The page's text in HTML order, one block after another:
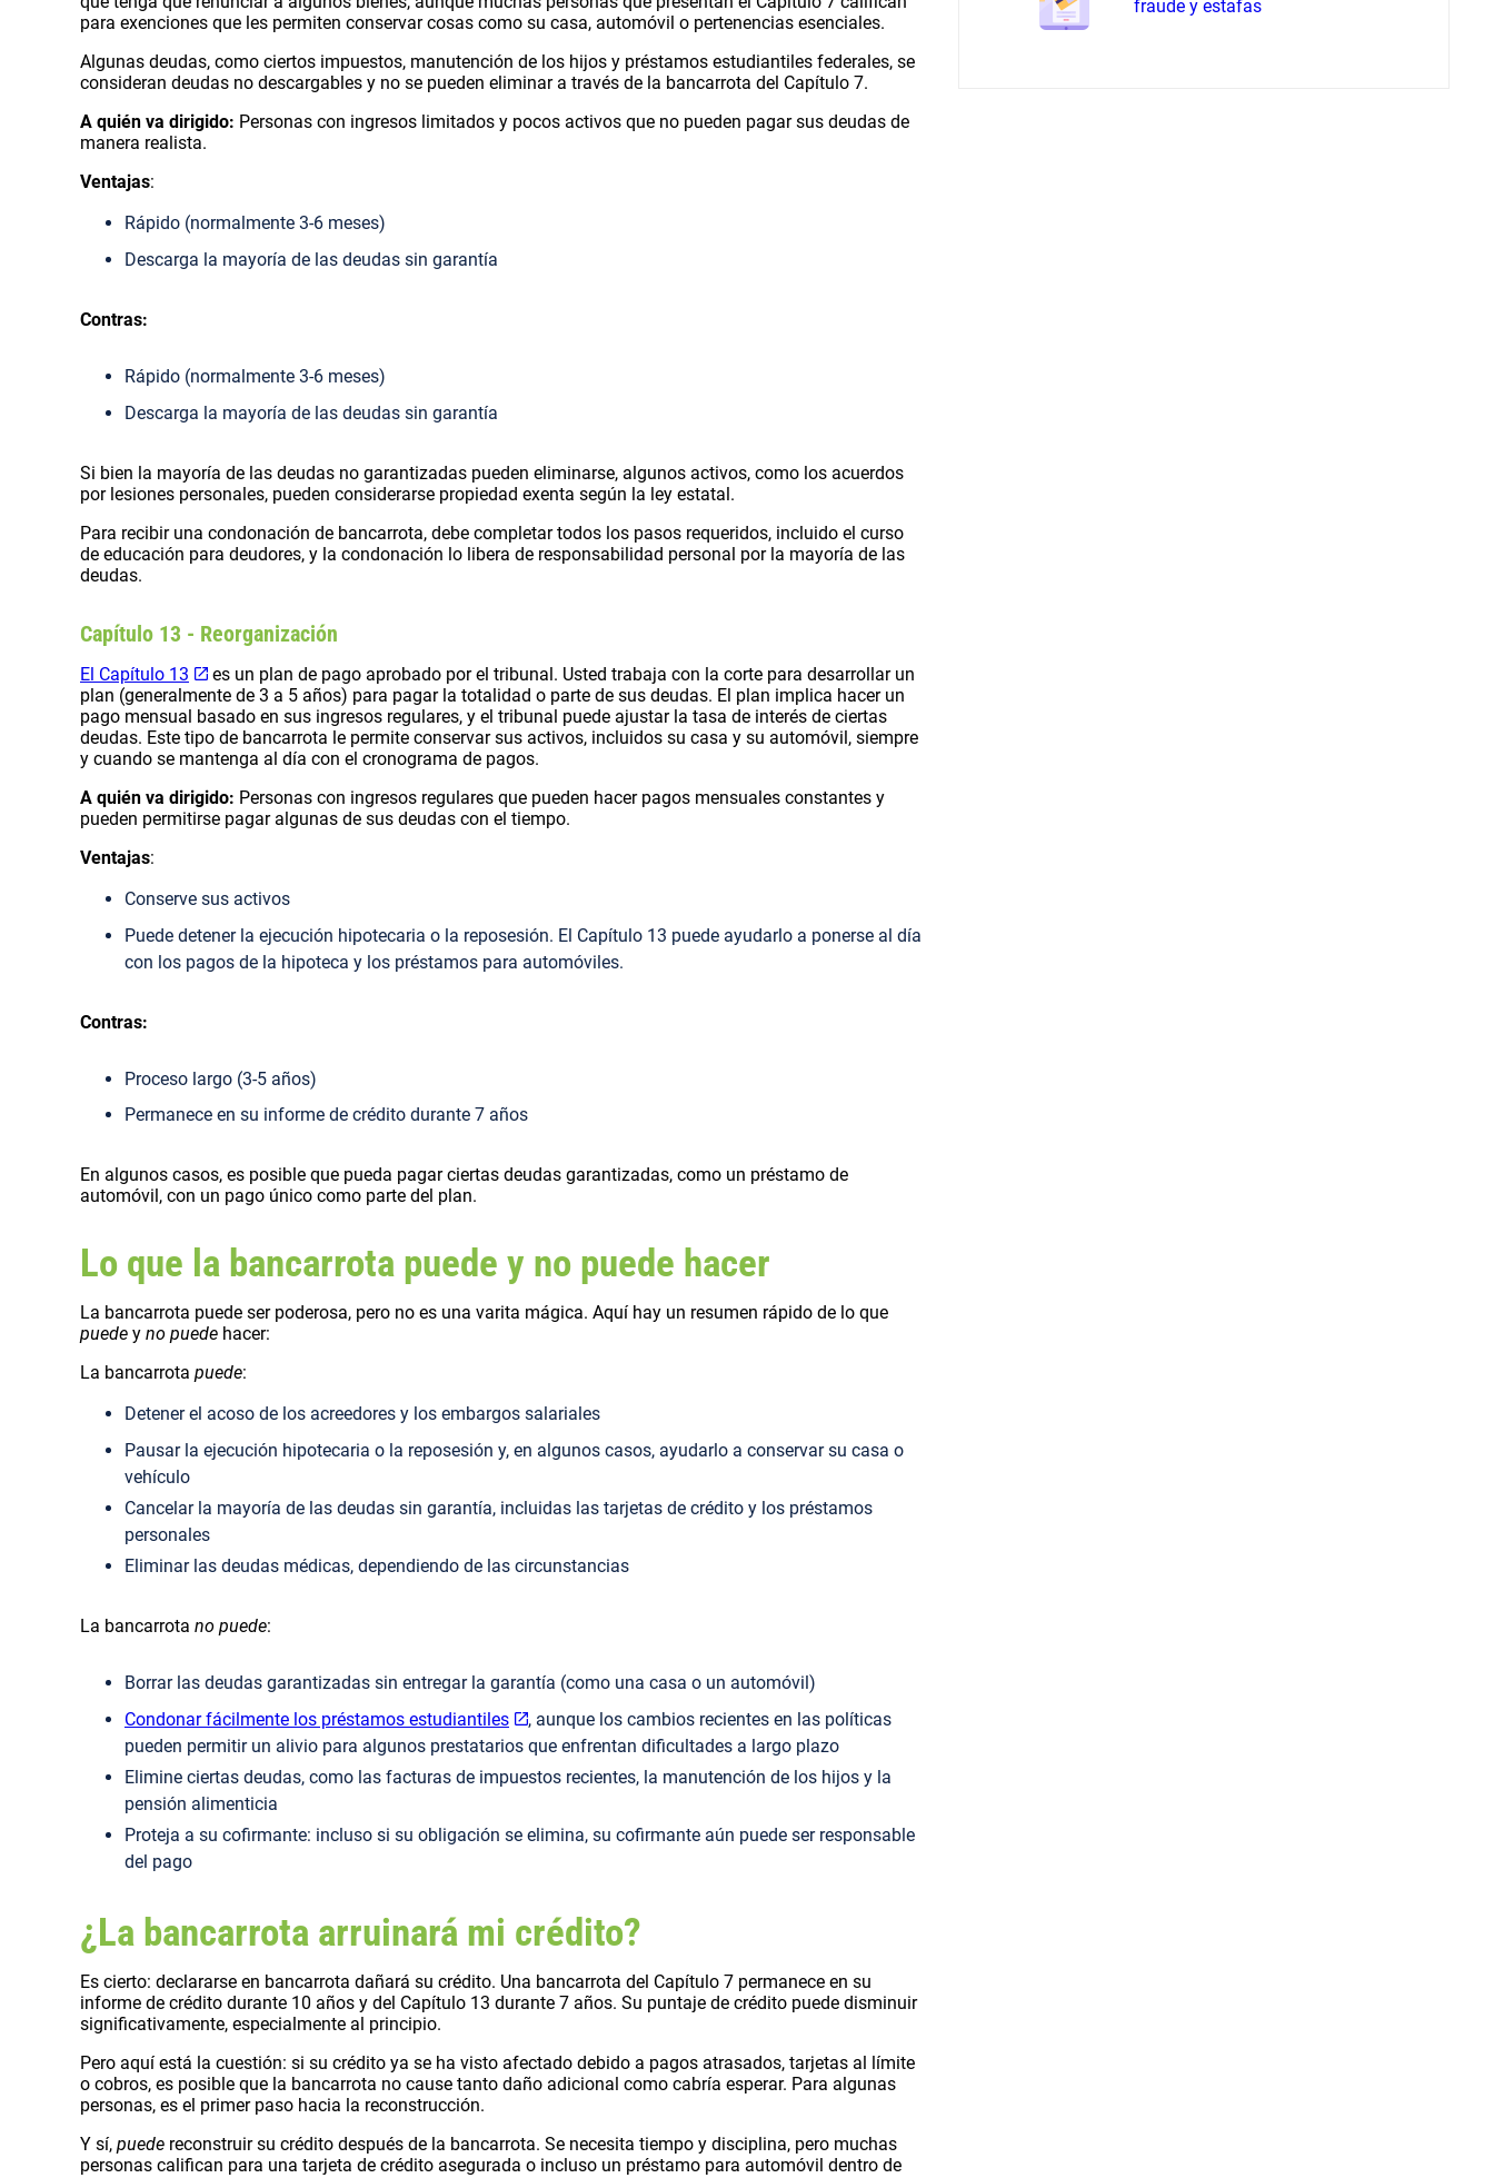
para exenciones que les permiten conservar cosas como su casa, automóvil o pertenencias esenciales.
Algunas deudas, como ciertos impuestos, manutención de los hijos y préstamos estudiantiles federales, se
consideran deudas no descargables y no se pueden eliminar a través de la bancarrota del Capítulo 7.
A quién va dirigido: Personas con ingresos limitados y pocos activos que no pueden pagar sus deudas de
manera realista.
Ventajas:
Rápido (normalmente 3-6 meses)
Descarga la mayoría de las deudas sin garantía
Contras:
Rápido (normalmente 3-6 meses)
Descarga la mayoría de las deudas sin garantía
Si bien la mayoría de las deudas no garantizadas pueden eliminarse, algunos activos, como los acuerdos
por lesiones personales, pueden considerarse propiedad exenta según la ley estatal.
Para recibir una condonación de bancarrota, debe completar todos los pasos requeridos, incluido el curso
de educación para deudores, y la condonación lo libera de responsabilidad personal por la mayoría de las
deudas.
Capítulo 13 - Reorganización
El Capítulo 13
es un plan de pago aprobado por el tribunal. Usted trabaja con la corte para desarrollar un
plan (generalmente de 3 a 5 años) para pagar la totalidad o parte de sus deudas. El plan implica hacer un
pago mensual basado en sus ingresos regulares, y el tribunal puede ajustar la tasa de interés de ciertas
deudas. Este tipo de bancarrota le permite conservar sus activos, incluidos su casa y su automóvil, siempre
y cuando se mantenga al día con el cronograma de pagos.
A quién va dirigido: Personas con ingresos regulares que pueden hacer pagos mensuales constantes y
pueden permitirse pagar algunas de sus deudas con el tiempo.
Ventajas:
Conserve sus activos
Puede detener la ejecución hipotecaria o la reposesión. El Capítulo 13 puede ayudarlo a ponerse al día
con los pagos de la hipoteca y los préstamos para automóviles.
Contras:
Proceso largo (3-5 años)
Permanece en su informe de crédito durante 7 años
En algunos casos, es posible que pueda pagar ciertas deudas garantizadas, como un préstamo de
automóvil, con un pago único como parte del plan.
Lo que la bancarrota puede y no puede hacer
La bancarrota puede ser poderosa, pero no es una varita mágica. Aquí hay un resumen rápido de lo que
puede y no puede hacer:
La bancarrota puede:
Detener el acoso de los acreedores y los embargos salariales
Pausar la ejecución hipotecaria o la reposesión y, en algunos casos, ayudarlo a conservar su casa o
vehículo
Cancelar la mayoría de las deudas sin garantía, incluidas las tarjetas de crédito y los préstamos
personales
Eliminar las deudas médicas, dependiendo de las circunstancias
La bancarrota no puede:
Borrar las deudas garantizadas sin entregar la garantía (como una casa o un automóvil)
Condonar fácilmente los préstamos estudiantiles
, aunque los cambios recientes en las políticas
pueden permitir un alivio para algunos prestatarios que enfrentan dificultades a largo plazo
Elimine ciertas deudas, como las facturas de impuestos recientes, la manutención de los hijos y la
pensión alimenticia
Proteja a su cofirmante: incluso si su obligación se elimina, su cofirmante aún puede ser responsable
del pago
¿La bancarrota arruinará mi crédito?
Es cierto: declararse en bancarrota dañará su crédito. Una bancarrota del Capítulo 7 permanece en su
informe de crédito durante 10 años y del Capítulo 13 durante 7 años. Su puntaje de crédito puede disminuir
significativamente, especialmente al principio.
Pero aquí está la cuestión: si su crédito ya se ha visto afectado debido a pagos atrasados, tarjetas al límite
o cobros, es posible que la bancarrota no cause tanto daño adicional como cabría esperar. Para algunas
personas, es el primer paso hacia la reconstrucción.
Y sí, puede reconstruir su crédito después de la bancarrota. Se necesita tiempo y disciplina, pero muchas
personas califican para una tarjeta de crédito asegurada o incluso un préstamo para automóvil dentro de
fraude y estafas